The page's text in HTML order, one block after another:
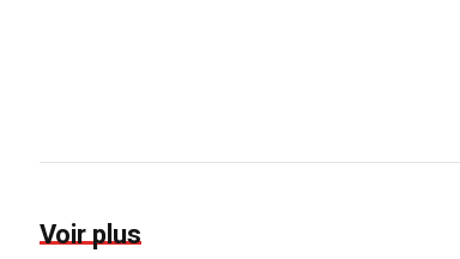
Voir plus